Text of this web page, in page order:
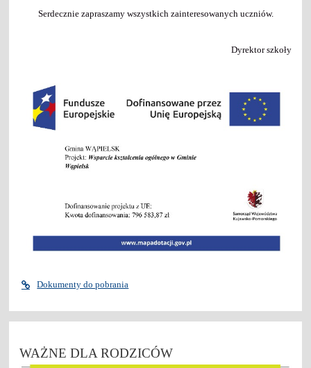
Serdecznie zapraszamy wszystkich zainteresowanych uczniów.
Dyrektor szkoły
Dokumenty do pobrania
WAŻNE DLA RODZICÓW